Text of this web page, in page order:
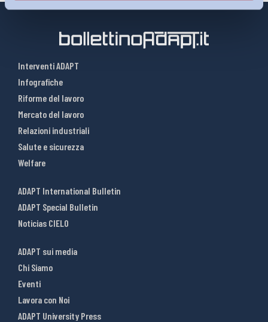
Interventi ADAPT
Infografiche
Riforme del lavoro
Mercato del lavoro
Relazioni industriali
Salute e sicurezza
Welfare
ADAPT International Bulletin
ADAPT Special Bulletin
Noticias CIELO
ADAPT sui media
Chi Siamo
Eventi
Lavora con Noi
ADAPT University Press